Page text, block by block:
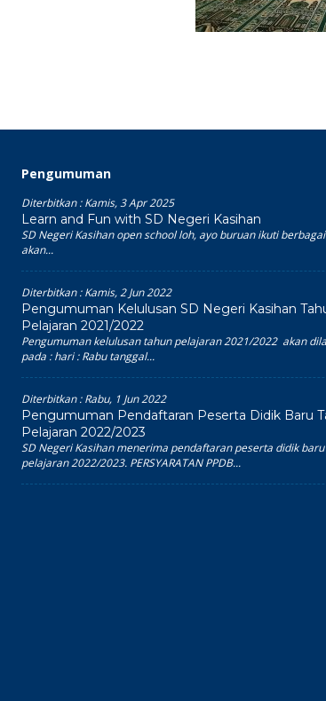
Pengumuman
Diterbitkan :Kamis, 3 Apr 2025
Learn and Fun with SD Negeri Kasihan
SD Negeri Kasihan open school loh, ayo buruan ikuti
akan...
Diterbitkan :Kamis, 2 Jun 2022
Pengumuman Kelulusan SD Negeri Kasihan
Pelajaran 2021/2022
Pengumuman kelulusan tahun pelajaran 2021/2022 akan
pada : hari : Rabu tanggal...
Diterbitkan :Rabu, 1 Jun 2022
Pengumuman Pendaftaran Peserta Didik Baru
Pelajaran 2022/2023
SD Negeri Kasihan menerima pendaftaran peserta didik
pelajaran 2022/2023. PERSYARATAN PPDB...